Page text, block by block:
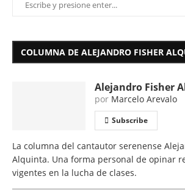
COLUMNA DE ALEJANDRO FISHER
Alejandro Fisher
por Marcelo Arevalo
Subscribe
La columna del cantautor serenense
Alquinta. Una forma personal de opinar
vigentes en la lucha de clases.